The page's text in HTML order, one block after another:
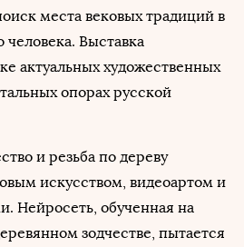
места вековых традиций в
Выставка
актуальных художественных
опорах русской
и резьба по дереву
искусством, видеоартом и
Нейросеть, обученная на
зодчестве, пытается